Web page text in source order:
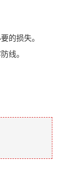
的损失。
线。